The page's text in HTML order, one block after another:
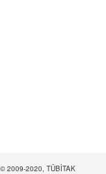
© 2009-2020, TÜBİTAK